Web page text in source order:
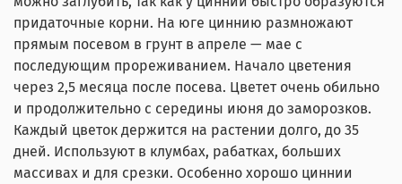
придаточные корни. На юге циннию размножают
прямым посевом в грунт в апреле — мае с
последующим прореживанием. Начало цветения
через 2,5 месяца после посева. Цветет очень обильно
и продолжительно с середины июня до заморозков.
Каждый цветок держится на растении долго, до 35
дней. Используют в клумбах, рабатках, больших
массивах и для срезки. Особенно хорошо циннии